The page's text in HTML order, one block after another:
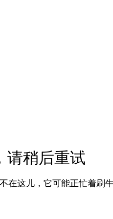
请稍后重试
在这儿，它可能正忙着刷